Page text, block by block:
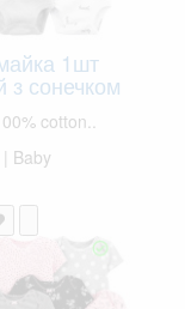
1шт
з сонечком
cotton..
Baby